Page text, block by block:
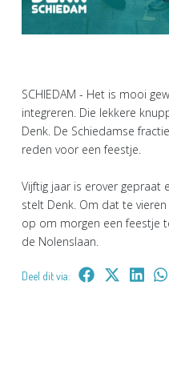
SCHIEDAM - Het is mooi
integreren. Die lekkere
Denk. De Schiedamse
reden voor een feestje.
Vijftig jaar is erover gepraat
stelt Denk. Om dat te
op om morgen een feestje
de Nolenslaan.
Deel dit via: